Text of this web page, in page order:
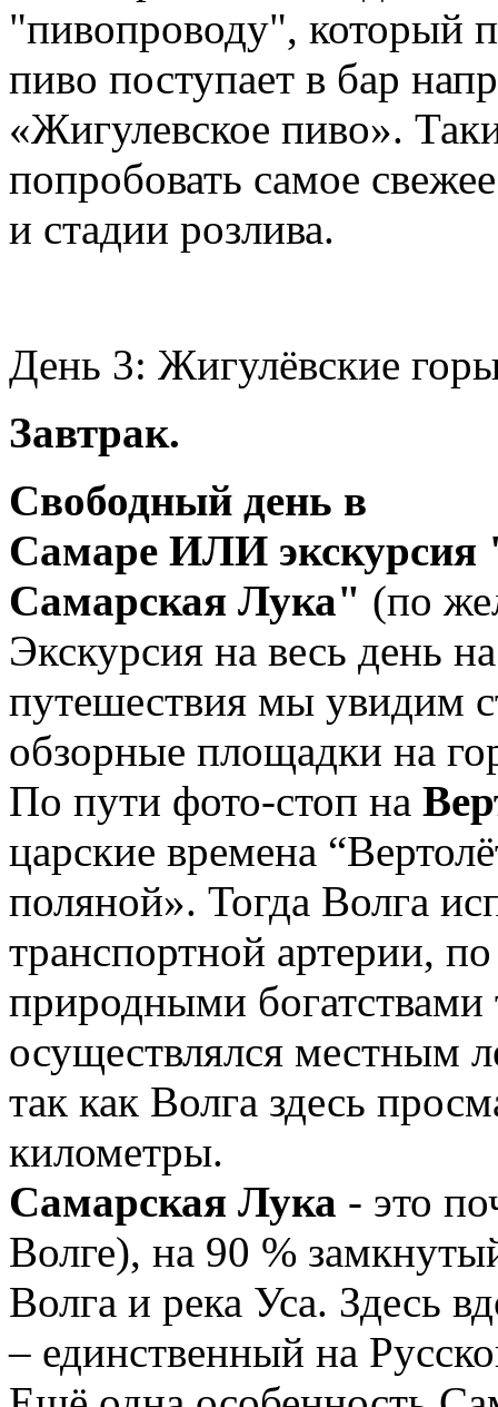
"пивопроводу", который
пиво поступает в бар
«Жигулевское пиво».
попробовать самое
и стадии розлива.
День 3: Жигулёвские
Завтрак.
Свободный день в
Самаре ИЛИ экскурсия
Самарская Лука" (по
Экскурсия на весь день
путешествия мы увидим
обзорные площадки на
По пути фото-стоп на
царские времена
поляной». Тогда Волга
транспортной артерии,
природными богатствами
осуществлялся местным
так как Волга здесь
километры.
Самарская Лука - это
Волге), на 90 %
Волга и река Уса. Здесь
– единственный на